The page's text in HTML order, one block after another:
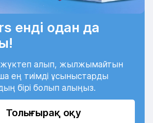
енді одан да
алып, жылжымайтын
ең тиімді ұсыныстарды
бірі болып алыңыз.
Толығырақ оқу